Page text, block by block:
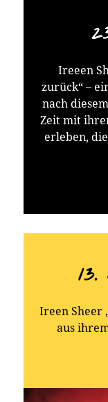
Ireeen
zurück“ –
nach
Zeit mit
erleben,
Ireen Sheer
aus